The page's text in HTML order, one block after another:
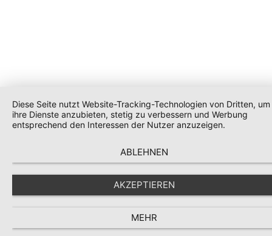
Diese Seite nutzt Website-Tracking-Technologien von Dritten, um
ihre Dienste anzubieten, stetig zu verbessern und Werbung
entsprechend den Interessen der Nutzer anzuzeigen.
ABLEHNEN
AKZEPTIEREN
MEHR